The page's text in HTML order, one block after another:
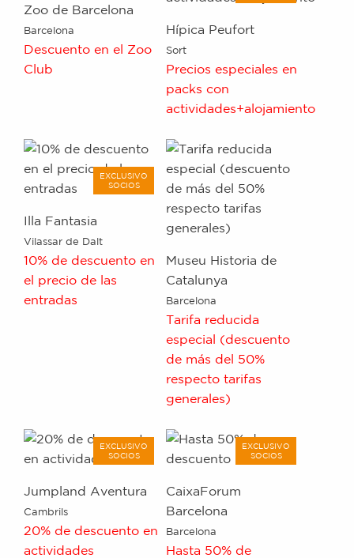
Zoo de Barcelona
Barcelona
Descuento en el Zoo
Club
Hípica Peufort
Sort
Precios especiales en
packs con
actividades+alojamiento
EXCLUSIVO
SOCIOS
Illa Fantasia
Vilassar de Dalt
10% de descuento en
el precio de las
entradas
Museu Historia de
Catalunya
Barcelona
Tarifa reducida
especial (descuento
de más del 50%
respecto tarifas
generales)
EXCLUSIVO
SOCIOS
Jumpland Aventura
Cambrils
20% de descuento en
actividades
EXCLUSIVO
SOCIOS
CaixaForum
Barcelona
Barcelona
Hasta 50% de